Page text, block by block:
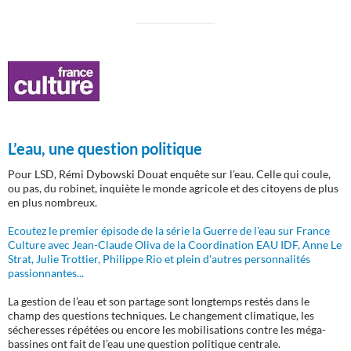
L’eau, une question politique
Pour LSD, Rémi Dybowski Douat enquête sur l’eau. Celle qui coule,
ou pas, du robinet, inquiète le monde agricole et des citoyens de plus
en plus nombreux.
Ecoutez le premier épisode de la série la Guerre de l'eau sur France
Culture avec Jean-Claude Oliva de la Coordination EAU IDF, Anne Le
Strat, Julie Trottier, Philippe Rio et plein d'autres personnalités
passionnantes...
La gestion de l’eau et son partage sont longtemps restés dans le
champ des questions techniques. Le changement climatique, les
sécheresses répétées ou encore les mobilisations contre les méga-
bassines ont fait de l’eau une question politique centrale.